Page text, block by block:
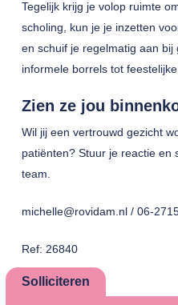
Tegelijk krijg je volop ruimte
scholing, kun je je inzetten
en schuif je regelmatig aan
informele borrels tot
Zien ze jou
Wil jij een vertrouwd gezicht
patiënten? Stuur je reactie en
team.
michelle@rovidam.nl / 06-
Ref: 26840
Solliciteren